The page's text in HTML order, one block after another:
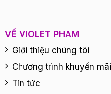
VỀ VIOLET PHAM
Giới thiệu chúng tôi
Chương trình khuyến mãi
Tin tức